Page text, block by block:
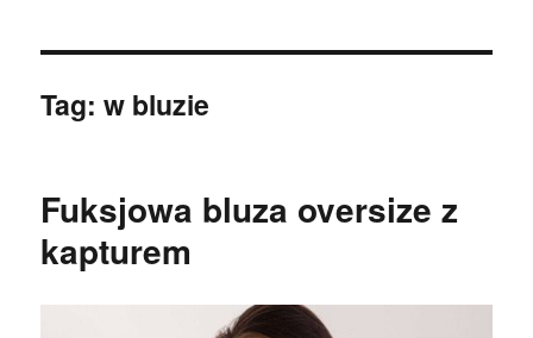
Tag:w bluzie
Fuksjowa bluza oversize z
kapturem